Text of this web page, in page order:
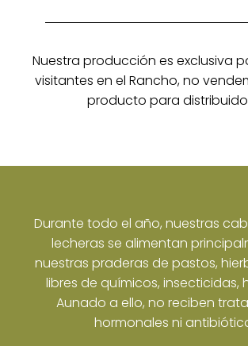
Nuestra producción es exclusiva
visitantes en el Rancho, no
producto para
Durante todo el año, nuestras
lecheras se alimentan
nuestras praderas de pastos,
libres de químicos, insecticidas,
Aunado a ello, no reciben
hormonales ni